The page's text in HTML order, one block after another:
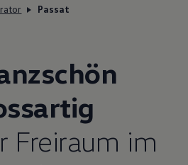
Passat
Freiraum im